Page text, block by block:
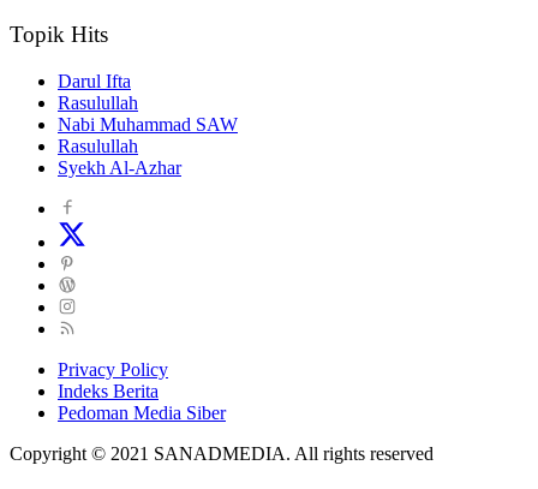
Topik Hits
Darul Ifta
Rasulullah
Nabi Muhammad SAW
Rasulullah
Syekh Al-Azhar
Privacy Policy
Indeks Berita
Pedoman Media Siber
Copyright © 2021 SANADMEDIA. All rights reserved